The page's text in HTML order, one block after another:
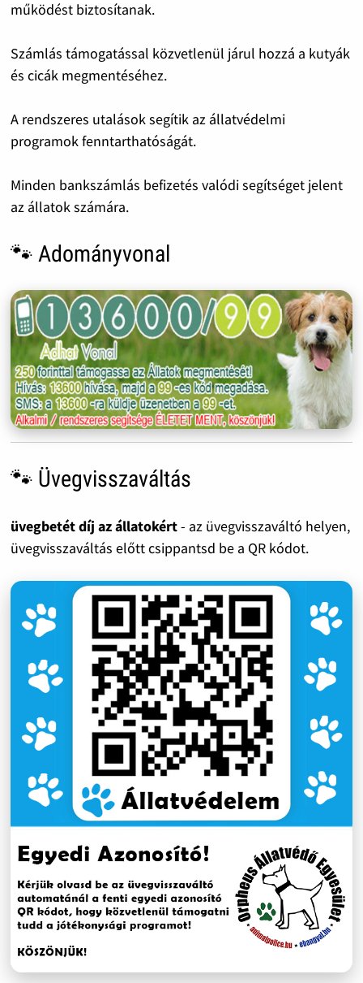
működést biztosítanak.
Számlás támogatással közvetlenül járul hozzá a kutyák
és cicák megmentéséhez.
A rendszeres utalások segítik az állatvédelmi
programok fenntarthatóságát.
Minden bankszámlás befizetés valódi segítséget jelent
az állatok számára.
🐾 Adományvonal
🐾 Üvegvisszaváltás
üvegbetét díj az állatokért- az üvegvisszaváltó helyen,
üvegvisszaváltás előtt csippantsd be a QR kódot.